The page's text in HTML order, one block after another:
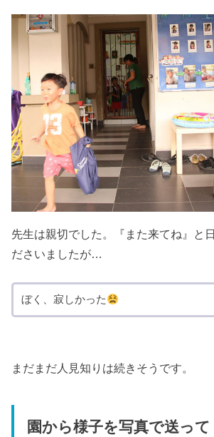
先生は親切でした。『また来てね』と
ださいましたが…
ぼく、寂しかった
まだまだ人見知りは続きそうです。
園から様子を写真で送っ